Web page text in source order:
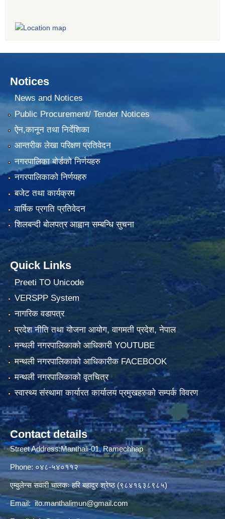
Notices
News and Notices
Public Procurement/ Tender Notices
ऐन,कानून तथा निर्देशिका
आन्तरीक लेखा परिक्षण प्रतिवेदन
नगरपालिका बोर्डको निर्णयहरु
नगरपालिकाको निर्णयहरु
बजेट तथा कार्यक्रम
वार्षिक प्रगति प्रतिवेदन
शिलबन्दी बोलपत्र आह्वान सम्बन्धि सुचना
Quick Links
Preeti TO Unicode
VERSPP System
नागरिक वडापत्र
प्रदेश नीति तथा योजना आयोग, वागमती प्रदेश, नेपाल
मन्थली नगरपालिकाको आधिकारी YOUTUBE
मन्थली नगरपालिकाको आधिकारीक FACEBOOK
मन्थली नगरपालिकाको वृतचित्र
स्वास्थ्य संस्थामा कार्यारत कार्यालय प्रमुखहरुको सम्पर्क विवरण
Contact details
Street Address:Manthali-01, Ramechhap
Phone: ०४८-५४०११२
एम्वुलेन्स सवारी चालकः हरि बहादुर श्रेष्ठ (९८४१६३८९८५)
Email:ito.manthalimun@gmail.com